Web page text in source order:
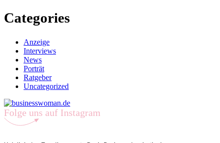
Categories
Anzeige
Interviews
News
Porträt
Ratgeber
Uncategorized
Folge uns auf Instagram